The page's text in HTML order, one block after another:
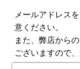
メールアドレス
意ください。
また、弊店から
ございますので